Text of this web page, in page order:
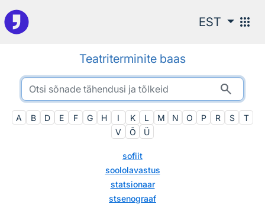
Otsingu juurde
EST apps
Teatriterminite baas
search
A B D E F G H I K L M N O P R S
T
V
Õ Ü
sofiit
soololavastus
statsionaar
stsenograaf